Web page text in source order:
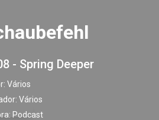
- Spring Deeper
Vários
Vários
Podcast